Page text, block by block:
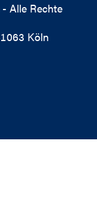
Alle Rechte
Köln